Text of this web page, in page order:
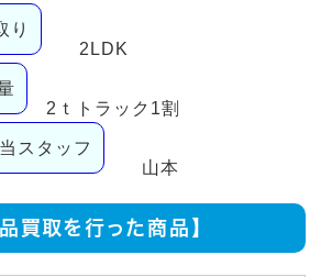
り
2LDK
2ｔトラック1割
スタッフ
山本
品買取を行った商品】